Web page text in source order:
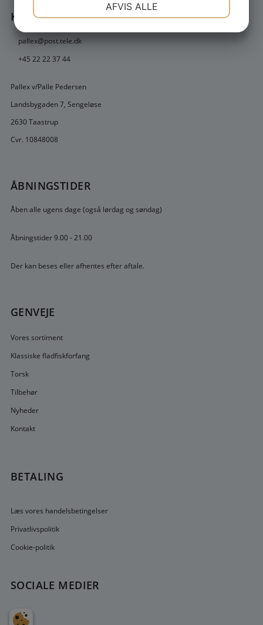
KONTAKT
pallex@post.tele.dk
+45 22 22 37 44
Pallex v/Palle Pedersen
Landsbygaden 7, Sengeløse
2630 Taastrup
Cvr. 10848008
ÅBNINGSTIDER
Åben alle ugens dage (også lørdag og søndag)
Åbningstider 9.00 - 21.00
Der kan beses eller afhentes efter aftale.
GENVEJE
Vores sortiment
Klassiske fladfiskforfang
Torsk
Tilbehør
Nyheder
Kontakt
BETALING
Læs vores handelsbetingelser
Privatlivspolitik
Cookie-politik
SOCIALE MEDIER
MARKETING
AFVIS ALLE